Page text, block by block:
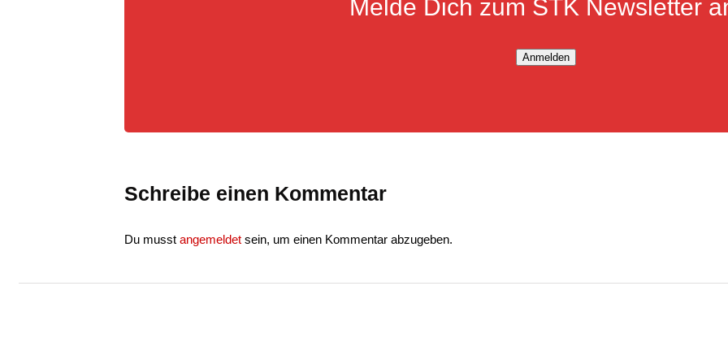
Melde Dich zum STK Newsletter
Anmelden
Schreibe einen Kommentar
Du musst angemeldet sein, um einen Kommentar abzugeben.